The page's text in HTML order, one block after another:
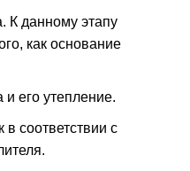
К данному этапу
как основание
и его утепление.
соответствии с